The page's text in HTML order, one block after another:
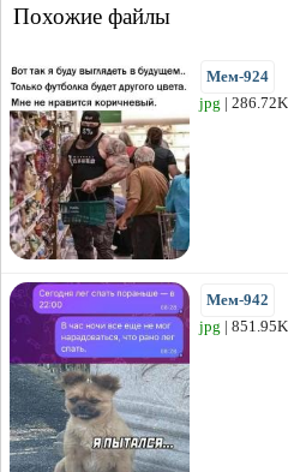
Похожие файлы
Мем-924
jpg |
Мем-942
jpg |